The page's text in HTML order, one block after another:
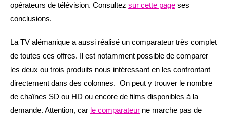
opérateurs de télévision. Consultez sur cette page ses
conclusions.
La TV alémanique a aussi réalisé un comparateur très complet
de toutes ces offres. Il est notamment possible de comparer
les deux ou trois produits nous intéressant en les confrontant
directement dans des colonnes. On peut y trouver le nombre
de chaînes SD ou HD ou encore de films disponibles à la
demande. Attention, car le comparateur ne marche pas de